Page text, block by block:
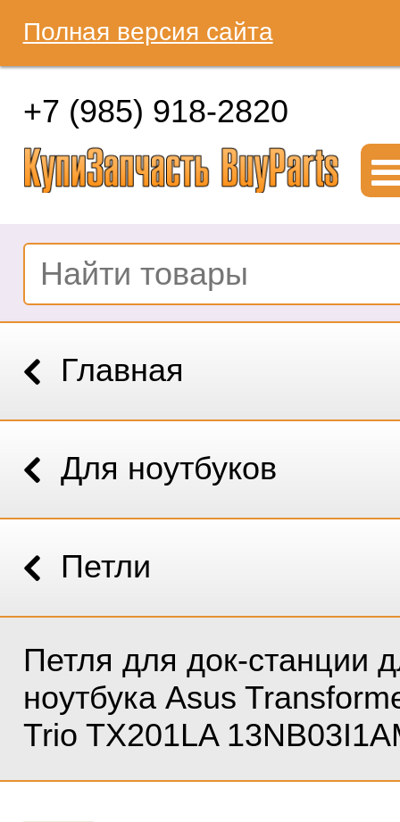
Полная версия сайта
+7 (985) 918-2820
Главная
Для ноутбуков
Петли
Петля для док-станции
ноутбука Asus
Trio TX201LA